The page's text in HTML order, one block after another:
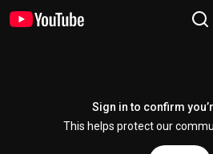
Sign in to confirm
This helps protect our